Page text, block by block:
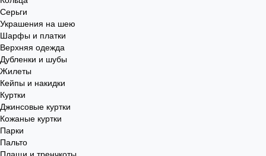
Серьги
Украшения на шею
Шарфы и платки
Верхняя одежда
Дубленки и шубы
Жилеты
Кейпы и накидки
Куртки
Джинсовые куртки
Кожаные куртки
Парки
Пальто